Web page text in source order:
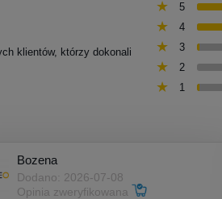
klientów, którzy dokonali
5
4
3
2
1
Bozena
Dodano: 2026-07-08
Opinia zweryfikowana